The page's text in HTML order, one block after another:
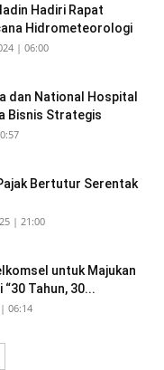
Hadiri Rapat
Hidrometeorologi
| 06:00
dan National Hospital
Bisnis Strategis
Bertutur Serentak
| 21:00
untuk Majukan
Tahun, 30...
06:14